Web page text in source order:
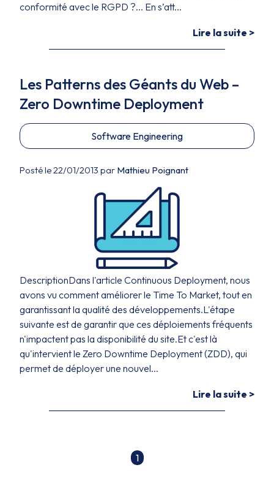
conformité avec le RGPD ?... En s’att...
Lire la suite >
Les Patterns des Géants du Web –
Zero Downtime Deployment
Software Engineering
Posté le 22/01/2013 par Mathieu Poignant
DescriptionDans l'article Continuous Deployment, nous
avons vu comment améliorer le Time To Market, tout en
garantissant la qualité des développements.L'étape
suivante est de garantir que ces déploiements fréquents
n'impactent pas la disponibilité du site.Et c'est là
qu'intervient le Zero Downtime Deployment (ZDD), qui
permet de déployer une nouvel...
Lire la suite >
1